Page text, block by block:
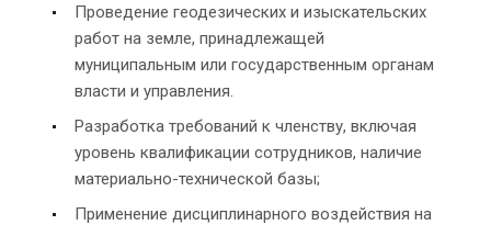
Проведение геодезических и изыскательских
работ на земле, принадлежащей
муниципальным или государственным органам
власти и управления.
Разработка требований к членству, включая
уровень квалификации сотрудников, наличие
материально-технической базы;
Применение дисциплинарного воздействия на